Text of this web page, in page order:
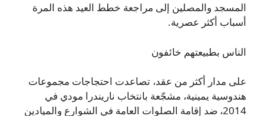
المسجد والمصلين إلى مراجعة خطط العيد هذه المرة
أسباب أكثر عصرية.
الناس بطبيعتهم خائفون
على مدار أكثر من عقد، تصاعدت احتجاجات مجموعات
هندوسية يمينية، مشجّعة بانتخاب ناريندرا مودي في
2014، ضد إقامة الصلوات العامة في الشوارع والميادين